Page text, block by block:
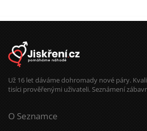
Už 16 let dáváme dohromady nové páry.
tisíci prověřenými uživateli. Seznámení
O Seznamce